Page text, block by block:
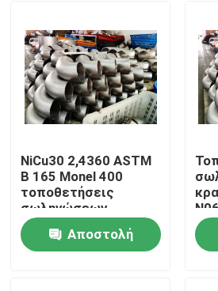
Σπίτι
Προϊόντα
NiCu30 2,4360 ASTM
Β 165 Monel 400
τοποθετήσεις
σωληνώσεων
Αποστολή